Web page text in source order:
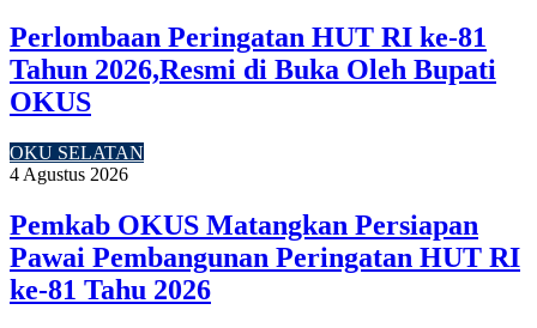
Perlombaan Peringatan HUT RI ke-81
Tahun 2026,Resmi di Buka Oleh Bupati
OKUS
OKU SELATAN
4 Agustus 2026
Pemkab OKUS Matangkan Persiapan
Pawai Pembangunan Peringatan HUT RI
ke-81 Tahu 2026